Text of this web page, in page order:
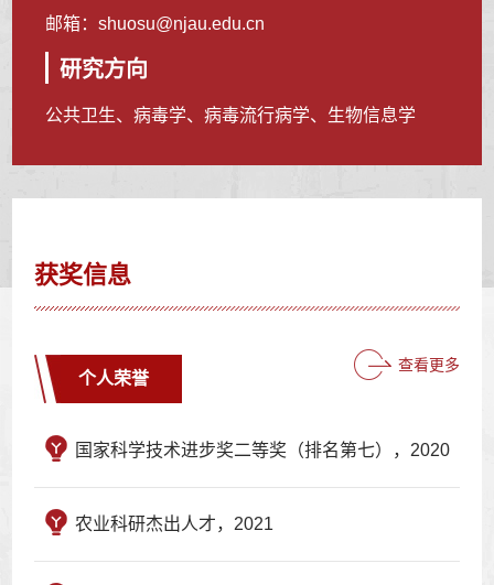
邮箱：shuosu@njau.edu.cn
研究方向
公共卫生、病毒学、病毒流行病学、生物信息学
获奖信息
个人荣誉
查看更多
国家科学技术进步奖二等奖（排名第七），2020
农业科研杰出人才，2021